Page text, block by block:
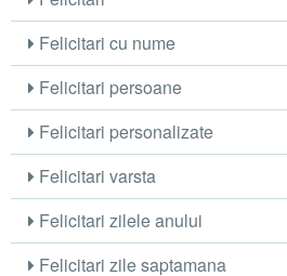
Felicitari cu nume
Felicitari persoane
Felicitari personalizate
Felicitari varsta
Felicitari zilele anului
Felicitari zile saptamana